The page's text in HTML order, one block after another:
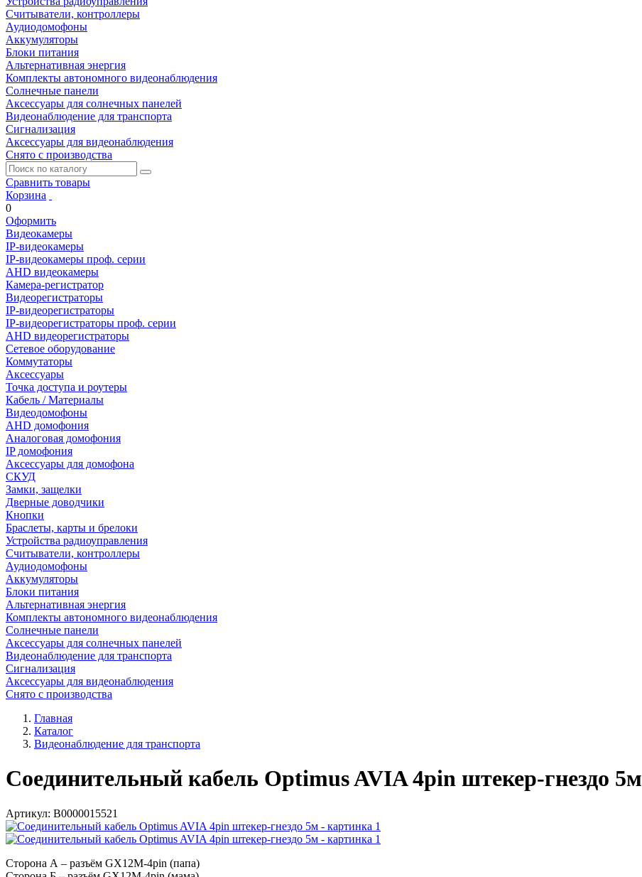
Считыватели, контроллеры
Аудиодомофоны
Аккумуляторы
Блоки питания
Альтернативная энергия
Комплекты автономного видеонаблюдения
Солнечные панели
Аксессуары для солнечных панелей
Видеонаблюдение для транспорта
Сигнализация
Аксессуары для видеонаблюдения
Снято с производства
Сравнить товары
Корзина
0
Оформить
Видеокамеры
IP-видеокамеры
IP-видеокамеры проф. серии
AHD видеокамеры
Камера-регистратор
Видеорегистраторы
IP-видеорегистраторы
IP-видеорегистраторы проф. серии
AHD видеорегистраторы
Сетевое оборудование
Коммутаторы
Аксессуары
Точка доступа и роутеры
Кабель / Материалы
Видеодомофоны
AHD домофония
Аналоговая домофония
IP домофония
Аксессуары для домофона
СКУД
Замки, защелки
Дверные доводчики
Кнопки
Браслеты, карты и брелоки
Устройства радиоуправления
Считыватели, контроллеры
Аудиодомофоны
Аккумуляторы
Блоки питания
Альтернативная энергия
Комплекты автономного видеонаблюдения
Солнечные панели
Аксессуары для солнечных панелей
Видеонаблюдение для транспорта
Сигнализация
Аксессуары для видеонаблюдения
Снято с производства
Главная
Каталог
Видеонаблюдение для транспорта
Соединительный кабель Optimus AVIA 4pin штекер-гнездо 5м
Артикул: В0000015521
Сторона А – разъём GX12M-4pin (папа)